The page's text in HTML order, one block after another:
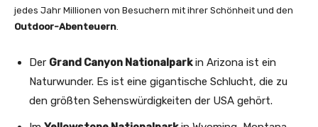
jedes Jahr Millionen von Besuchern mit ihrer Schönheit und den
Outdoor-Abenteuern.
Der Grand Canyon Nationalparkin Arizona ist ein
Naturwunder. Es ist eine gigantische Schlucht, die zu
den größten Sehenswürdigkeiten der USA gehört.